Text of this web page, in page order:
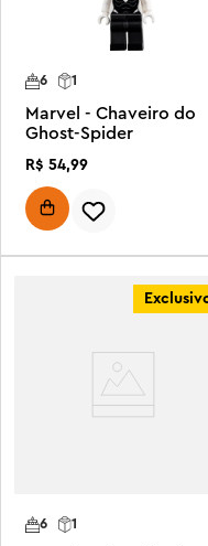
6 1
Marvel - Chaveiro do
Ghost-Spider
R$ 54,99
6 1